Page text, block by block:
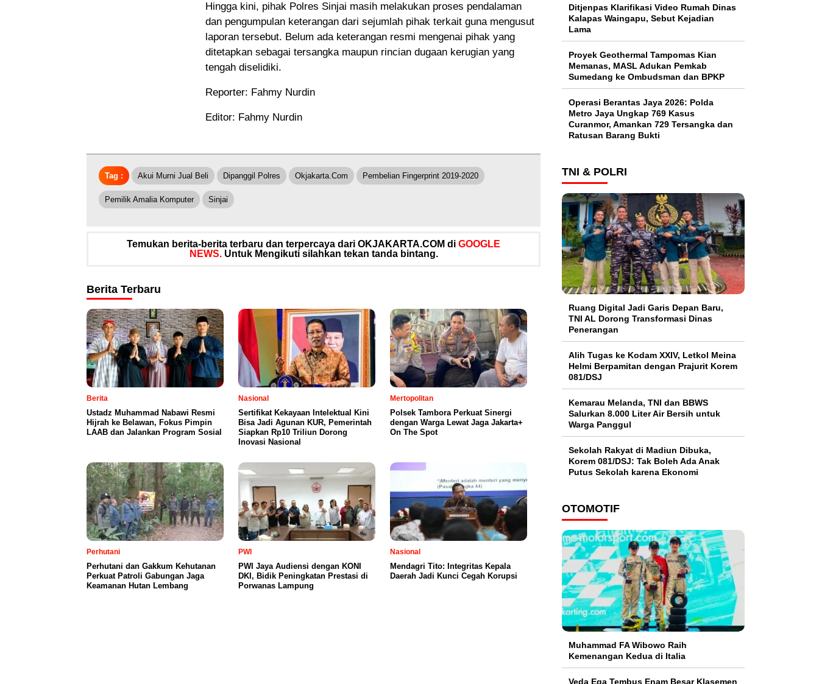
Hingga kini, pihak Polres Sinjai masih melakukan proses pendalaman
dan pengumpulan keterangan dari sejumlah pihak terkait guna mengusut
laporan tersebut. Belum ada keterangan resmi mengenai pihak yang
ditetapkan sebagai tersangka maupun rincian dugaan kerugian yang
tengah diselidiki.
Reporter: Fahmy Nurdin
Editor: Fahmy Nurdin
Tag : Akui Murni Jual Beli Dipanggil Polres Okjakarta.com Pembelian Fingerprint 2019-2020
Pemilik Amalia Komputer Sinjai
Temukan berita-berita terbaru dan terpercaya dari OKJAKARTA.COM di GOOGLE
NEWS. Untuk Mengikuti silahkan tekan tanda bintang.
Berita Terbaru
Berita
Ustadz Muhammad Nabawi Resmi
Hijrah ke Belawan, Fokus Pimpin
LAAB dan Jalankan Program Sosial
Nasional
Sertifikat Kekayaan Intelektual Kini
Bisa Jadi Agunan KUR, Pemerintah
Siapkan Rp10 Triliun Dorong
Inovasi Nasional
Mertopolitan
Polsek Tambora Perkuat Sinergi
dengan Warga Lewat Jaga Jakarta+
On The Spot
Perhutani
Perhutani dan Gakkum Kehutanan
Perkuat Patroli Gabungan Jaga
Keamanan Hutan Lembang
PWI
PWI Jaya Audiensi dengan KONI
DKI, Bidik Peningkatan Prestasi di
Porwanas Lampung
Nasional
Mendagri Tito: Integritas Kepala
Daerah Jadi Kunci Cegah Korupsi
Ditjenpas Klarifikasi Video Rumah Dinas
Kalapas Waingapu, Sebut Kejadian
Lama
Proyek Geothermal Tampomas Kian
Memanas, MASL Adukan Pemkab
Sumedang ke Ombudsman dan BPKP
Operasi Berantas Jaya 2026: Polda
Metro Jaya Ungkap 769 Kasus
Curanmor, Amankan 729 Tersangka dan
Ratusan Barang Bukti
TNI & POLRI
Ruang Digital Jadi Garis Depan Baru,
TNI AL Dorong Transformasi Dinas
Penerangan
Alih Tugas ke Kodam XXIV, Letkol Meina
Helmi Berpamitan dengan Prajurit Korem
081/DSJ
Kemarau Melanda, TNI dan BBWS
Salurkan 8.000 Liter Air Bersih untuk
Warga Panggul
Sekolah Rakyat di Madiun Dibuka,
Korem 081/DSJ: Tak Boleh Ada Anak
Putus Sekolah karena Ekonomi
OTOMOTIF
Muhammad FA Wibowo Raih
Kemenangan Kedua di Italia
Veda Ega Tembus Enam Besar Klasemen